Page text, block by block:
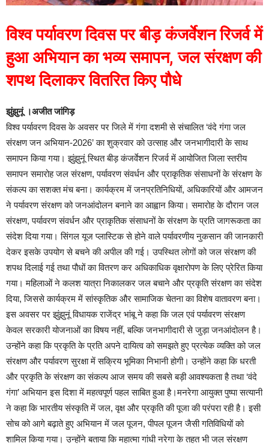
विश्व पर्यावरण दिवस पर बीड़ कंजर्वेशन रिजर्व में
हुआ अभियान का भव्य समापन, जल संरक्षण की
शपथ दिलाकर वितरित किए पौधे
झुंझुनूं ।अजीत जांगिड़
विश्व पर्यावरण दिवस के अवसर पर जिले में गंगा दशमी से संचालित ‘वंदे गंगा जल
संरक्षण जन अभियान-2026’ का शुक्रवार को उत्साह और जनभागीदारी के साथ
समापन किया गया। झुंझुनूं स्थित बीड़ कंजर्वेशन रिजर्व में आयोजित जिला स्तरीय
समापन समारोह जल संरक्षण, पर्यावरण संवर्धन और प्राकृतिक संसाधनों के संरक्षण के
संकल्प का सशक्त मंच बना। कार्यक्रम में जनप्रतिनिधियों, अधिकारियों और आमजन
ने पर्यावरण संरक्षण को जनआंदोलन बनाने का आह्वान किया। समारोह के दौरान जल
संरक्षण, पर्यावरण संवर्धन और प्राकृतिक संसाधनों के संरक्षण के प्रति जागरूकता का
संदेश दिया गया। सिंगल यूज प्लास्टिक से होने वाले पर्यावरणीय नुकसान की जानकारी
देकर इसके उपयोग से बचने की अपील की गई। उपस्थित लोगों को जल संरक्षण की
शपथ दिलाई गई तथा पौधों का वितरण कर अधिकाधिक वृक्षारोपण के लिए प्रेरित किया
गया। महिलाओं ने कलश यात्रा निकालकर जल बचाने और प्रकृति संरक्षण का संदेश
दिया, जिससे कार्यक्रम में सांस्कृतिक और सामाजिक चेतना का विशेष वातावरण बना।
इस अवसर पर झुंझुनूं विधायक राजेंद्र भांबू ने कहा कि जल एवं पर्यावरण संरक्षण
केवल सरकारी योजनाओं का विषय नहीं, बल्कि जनभागीदारी से जुड़ा जनआंदोलन है।
उन्होंने कहा कि प्रकृति के प्रति अपने दायित्व को समझते हुए प्रत्येक व्यक्ति को जल
संरक्षण और पर्यावरण सुरक्षा में सक्रिय भूमिका निभानी होगी। उन्होंने कहा कि धरती
और प्रकृति के संरक्षण का संकल्प आज समय की सबसे बड़ी आवश्यकता है तथा ‘वंदे
गंगा’ अभियान इस दिशा में महत्वपूर्ण पहल साबित हुआ है।मनरेगा आयुक्त पुष्पा सत्यानी
ने कहा कि भारतीय संस्कृति में जल, वृक्ष और प्रकृति की पूजा की परंपरा रही है। इसी
सोच को आगे बढ़ाते हुए अभियान में जल पूजन, पीपल पूजन जैसी गतिविधियों को
शामिल किया गया। उन्होंने बताया कि महात्मा गांधी नरेगा के तहत भी जल संरक्षण